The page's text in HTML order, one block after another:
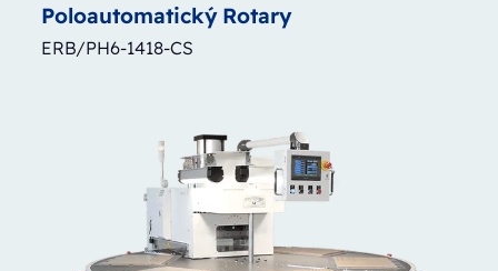
Poloautomatický Rotary
ERB/PH6-1418-CS